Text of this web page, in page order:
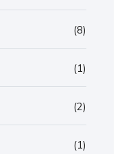
(8)
(1)
(2)
(1)